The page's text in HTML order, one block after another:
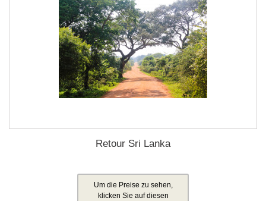
Retour Sri Lanka
Um die Preise zu sehen,
klicken Sie auf diesen